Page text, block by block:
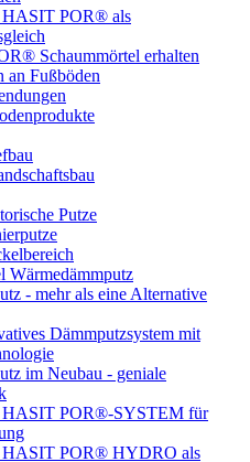
HASIT POR® als
Schaummörtel erhalten
an Fußböden
Putze
Wärmedämmputz
- mehr als eine Alternative
Dämmputzsystem mit
im Neubau - geniale
HASIT POR®-SYSTEM für
HASIT POR® HYDRO als